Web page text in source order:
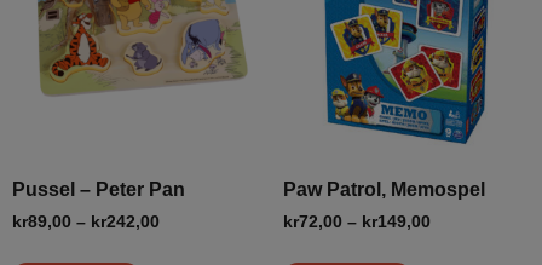
Pussel – Peter Pan
kr89,00 – kr242,00
Paw Patrol, Memospel
kr72,00 – kr149,00